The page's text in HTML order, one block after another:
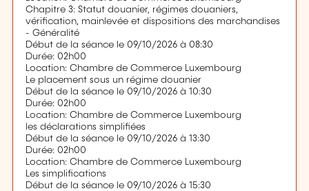
Chapitre 3: Statut douanier, régimes douaniers,
vérification, mainlevée et dispositions des marchandises
- Généralité
Début de la séance le 09/10/2026 à 08:30
Durée: 02h00
Location: Chambre de Commerce Luxembourg
Le placement sous un régime douanier
Début de la séance le 09/10/2026 à 10:30
Durée: 02h00
Location: Chambre de Commerce Luxembourg
les déclarations simplifiées
Début de la séance le 09/10/2026 à 13:30
Durée: 02h00
Location: Chambre de Commerce Luxembourg
Les simplifications
Début de la séance le 09/10/2026 à 15:30